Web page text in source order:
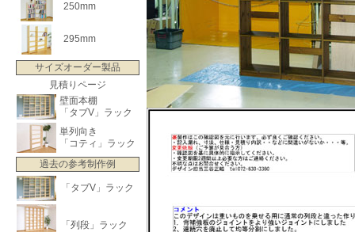
250mm
295mm
サイズオーダー製品
見積りページ
壁面本棚
「タブV」ラック
単列向き
「コティ」ラック
過去の参考制作例
「タブV」ラック
「列段」ラック